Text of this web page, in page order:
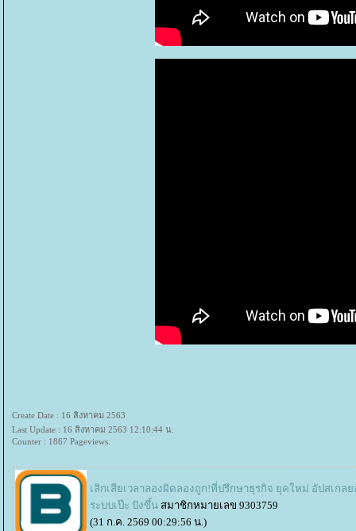
Create Date : 16 สิงหาคม 2563
Last Update : 16 สิงหาคม 2563 12:10:44 น.
Counter : 1867 Pageviews.
เลิกเสียเวลาลองผิดลองถูก!ที่ปรึกษาธุรกิจ ยุคใหม่ อัปสเกล
ระบบเป๊ะ ปังขึ้น สมาชิกหมายเลข 9303759
(31 ก.ค. 2569 00:29:56 น.)